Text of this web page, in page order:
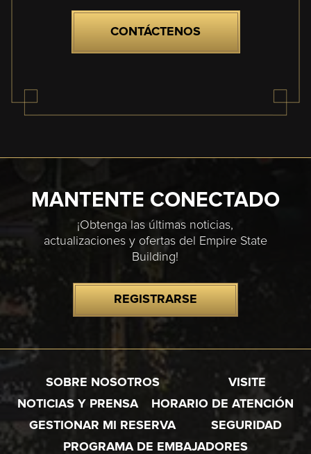
CONTÁCTENOS
MANTENTE CONECTADO
¡Obtenga las últimas noticias,
actualizaciones y ofertas del Empire State
Building!
REGISTRARSE
SOBRE NOSOTROS
VISITE
NOTICIAS Y PRENSA
HORARIO DE ATENCIÓN
GESTIONAR MI RESERVA
SEGURIDAD
PROGRAMA DE EMBAJADORES